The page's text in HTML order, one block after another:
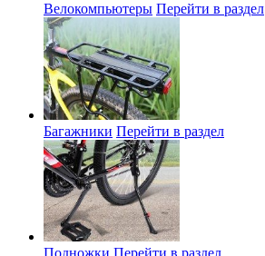
Велокомпьютеры Перейти в раздел
Багажники Перейти в раздел